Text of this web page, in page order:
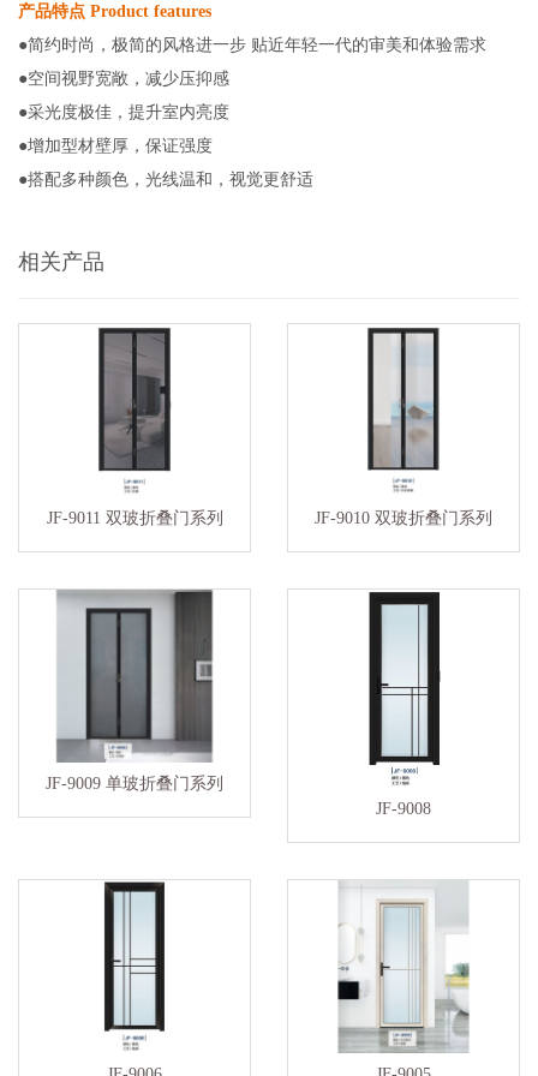
产品特点 Product features
●简约时尚，极简的风格进一步 贴近年轻一代的审美和体验需求
●空间视野宽敞，减少压抑感
●采光度极佳，提升室内亮度
●增加型材壁厚，保证强度
●搭配多种颜色，光线温和，视觉更舒适
相关产品
JF-9011 双玻折叠门系列 JF-9010 双玻折叠门系列
JF-9009 单玻折叠门系列
JF-9008